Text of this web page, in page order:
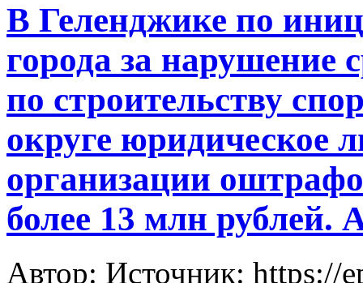
В Геленджике по
города за нарушение
по строительству
округе юридическое
организации
более 13 млн рублей.
Автор: Источник: https://